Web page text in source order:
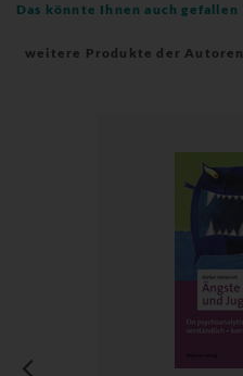
Das könnte Ihnen auch gefallen
weitere Produkte der Autoren